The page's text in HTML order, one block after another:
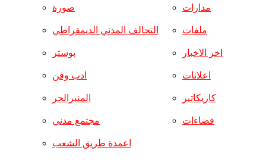
صورة
التحالف المدني الديمقراطي
بوستر
ادب وفن
المنبرالحر
مجتمع مدني
مدارات
ملفات
اخر الاخبار
اعلانات
كاريكاتير
فضاءات
اعمدة طريق الشعب